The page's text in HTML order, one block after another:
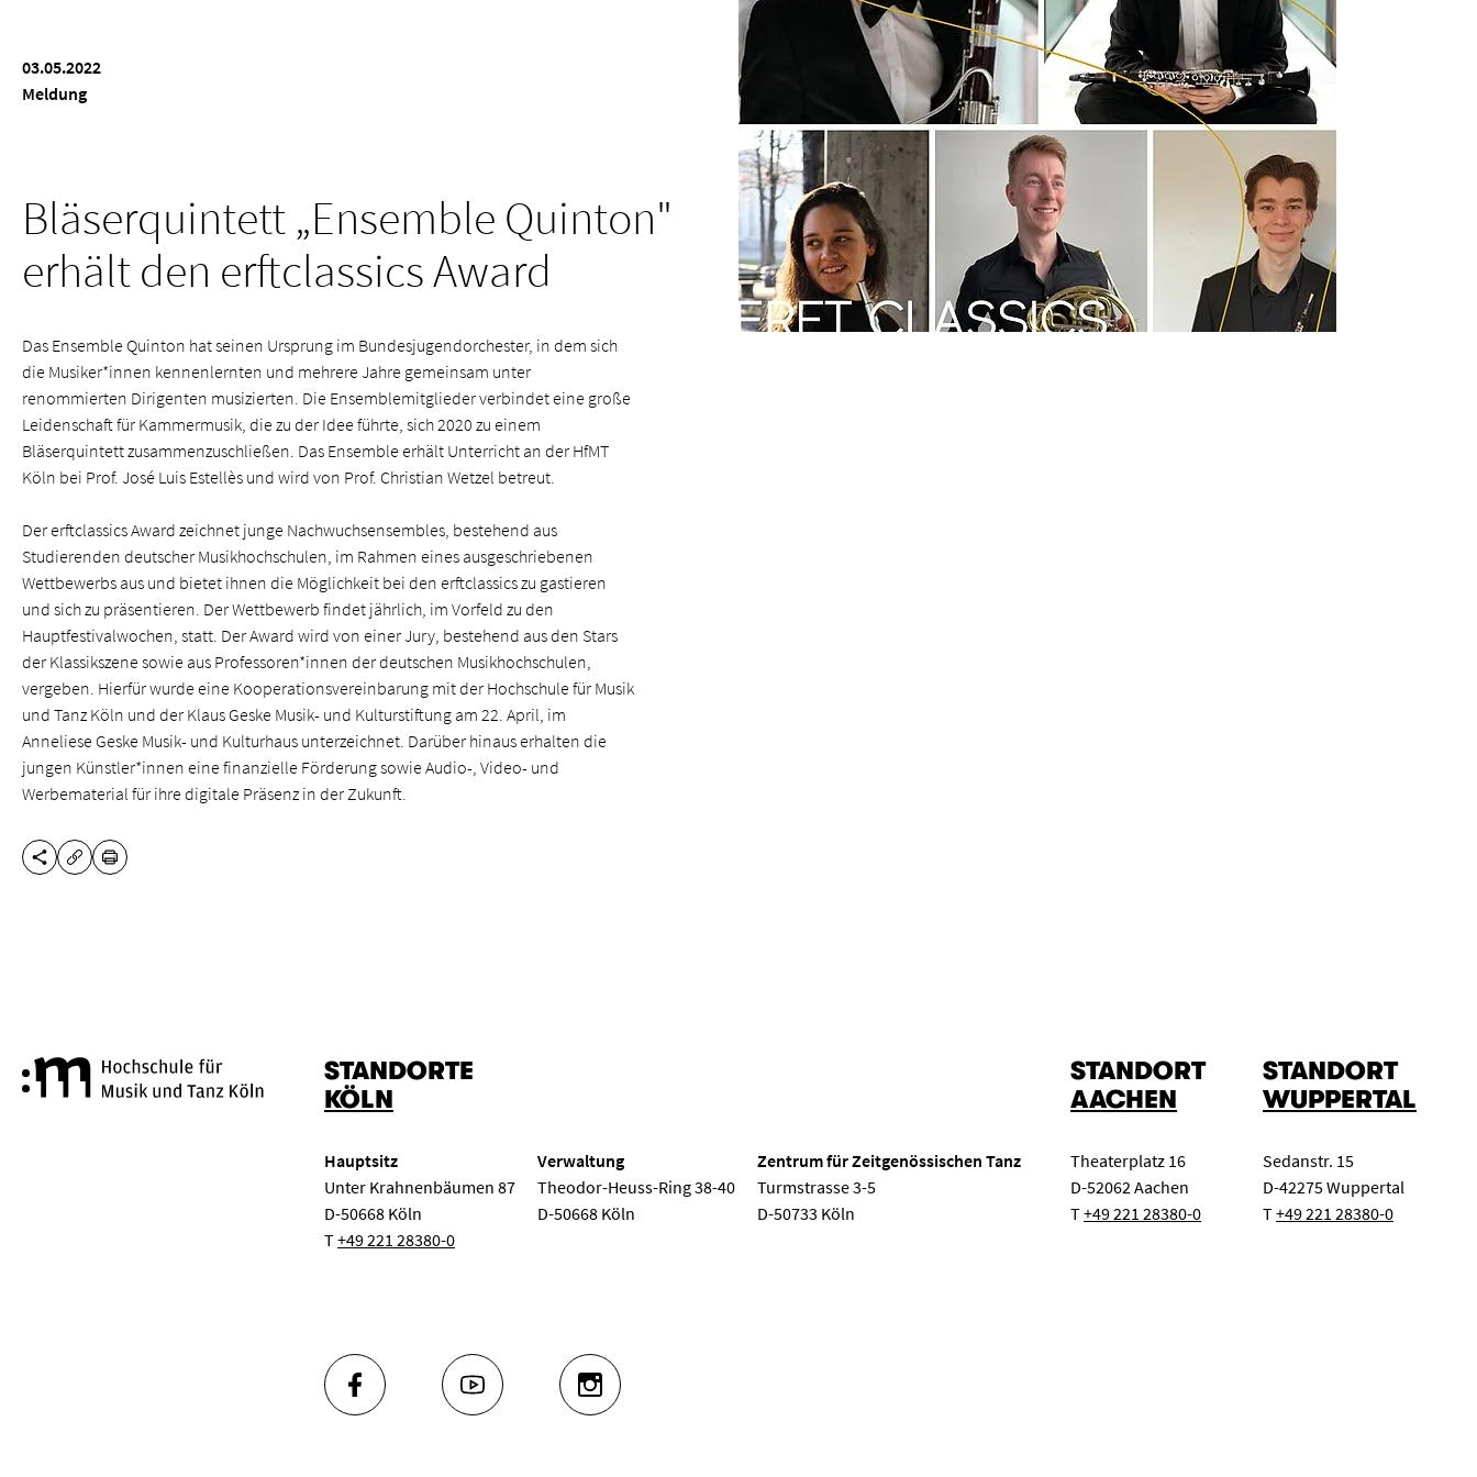
03.05.2022
Meldung
Bläserquintett „Ensemble Quinton"
erhält den erftclassics Award
Das Ensemble Quinton hat seinen Ursprung im Bundesjugendorchester, in dem sich
die Musiker*innen kennenlernten und mehrere Jahre gemeinsam unter
renommierten Dirigenten musizierten. Die Ensemblemitglieder verbindet eine große
Leidenschaft für Kammermusik, die zu der Idee führte, sich 2020 zu einem
Bläserquintett zusammenzuschließen. Das Ensemble erhält Unterricht an der HfMT
Köln bei Prof. José Luis Estellès und wird von Prof. Christian Wetzel betreut.
Der erftclassics Award zeichnet junge Nachwuchsensembles, bestehend aus
Studierenden deutscher Musikhochschulen, im Rahmen eines ausgeschriebenen
Wettbewerbs aus und bietet ihnen die Möglichkeit bei den erftclassics zu gastieren
und sich zu präsentieren. Der Wettbewerb findet jährlich, im Vorfeld zu den
Hauptfestivalwochen, statt. Der Award wird von einer Jury, bestehend aus den Stars
der Klassikszene sowie aus Professoren*innen der deutschen Musikhochschulen,
vergeben. Hierfür wurde eine Kooperationsvereinbarung mit der Hochschule für Musik
und Tanz Köln und der Klaus Geske Musik- und Kulturstiftung am 22. April, im
Anneliese Geske Musik- und Kulturhaus unterzeichnet. Darüber hinaus erhalten die
jungen Künstler*innen eine finanzielle Förderung sowie Audio-, Video- und
Werbematerial für ihre digitale Präsenz in der Zukunft.
DIESE SEITE TEILEN
URL KOPIEREN
DRUCKEN
Hochschule für Musik und Tanz Köln
STANDORTE
KÖLN
Hauptsitz
Unter Krahnenbäumen 87
D-50668 Köln
T+49 221 28380-0
Verwaltung
Theodor-Heuss-Ring 38-40
D-50668 Köln
Zentrum für Zeitgenössischen Tanz
Turmstrasse 3-5
D-50733 Köln
STANDORT
AACHEN
Theaterplatz 16
D-52062 Aachen
T+49 221 28380-0
STANDORT
WUPPERTAL
Sedanstr. 15
D-42275 Wuppertal
T+49 221 28380-0
FACEBOOK YOUTUBE INSTAGRAM